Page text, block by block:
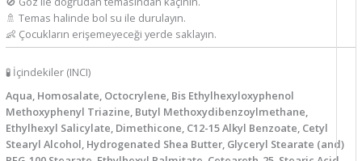
🚿 Temas halinde bol su ile durulayın.
👶 Çocukların erişemeyeceği yerde saklayın.
🧪 İçindekiler (INCI)
Aqua, Homosalate, Octocrylene, Bis Ethylhexyloxyphenol
Methoxyphenyl Triazine, Butyl Methoxydibenzoylmethane,
Ethylhexyl Salicylate, Dimethicone, C12-15 Alkyl Benzoate, Cetyl
Stearyl Alcohol, Hydrogenated Shea Butter, Glyceryl Stearate (and)